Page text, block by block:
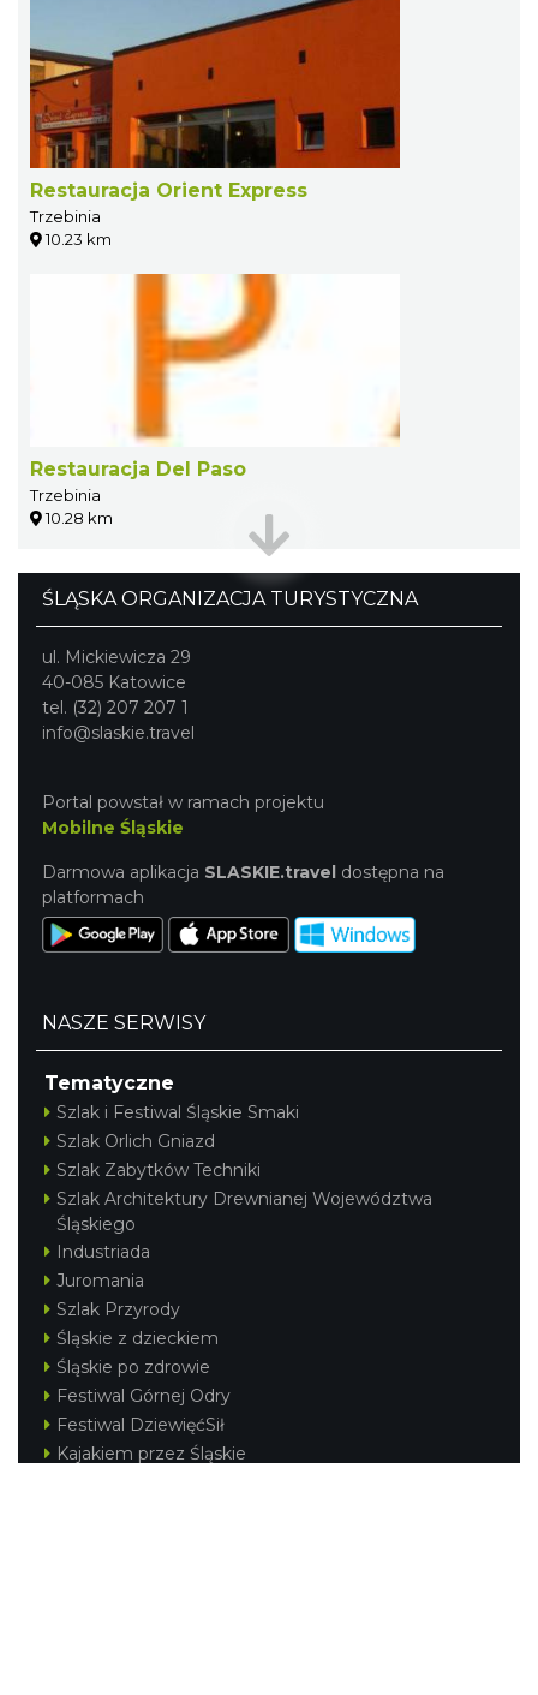
Restauracja Orient Express
Trzebinia
10.23 km
Restauracja Del Paso
Trzebinia
10.28 km
ŚLĄSKA ORGANIZACJA TURYSTYCZNA
ul. Mickiewicza 29
40-085 Katowice
tel. (32) 207 207 1
info@slaskie.travel
Portal powstał w ramach projektu
Mobilne Śląskie
Darmowa aplikacja SLASKIE.travel dostępna na
platformach
NASZE SERWISY
Tematyczne
Szlak i Festiwal Śląskie Smaki
Szlak Orlich Gniazd
Szlak Zabytków Techniki
Szlak Architektury Drewnianej Województwa
Śląskiego
Industriada
Juromania
Szlak Przyrody
Śląskie z dzieckiem
Śląskie po zdrowie
Festiwal Górnej Odry
Festiwal DziewięćSił
Kajakiem przez Śląskie